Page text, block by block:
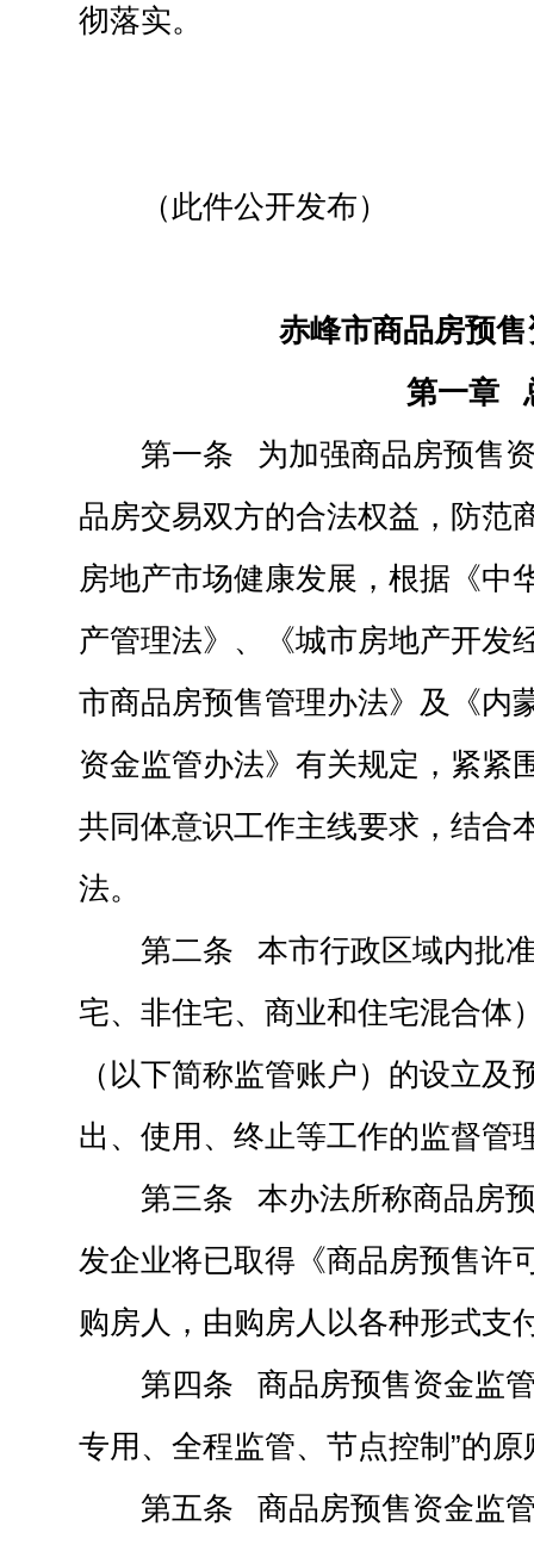
彻落实。
（此件公开发布）
赤峰市商品房预
第一章
第一条 为加强商品房预售
品房交易双方的合法权益，防范
房地产市场健康发展，根据《中
产管理法》、《城市房地产开发
市商品房预售管理办法》及《内
资金监管办法》有关规定，紧紧
共同体意识工作主线要求，结合
法。
第二条 本市行政区域内批
宅、非住宅、商业和住宅混合体
（以下简称监管账户）的设立及
出、使用、终止等工作的监督管
第三条 本办法所称商品房
发企业将已取得《商品房预售许
购房人，由购房人以各种形式支
第四条 商品房预售资金监
专用、全程监管、节点控制”的
第五条 商品房预售资金监